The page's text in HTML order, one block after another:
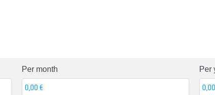
Per month Per